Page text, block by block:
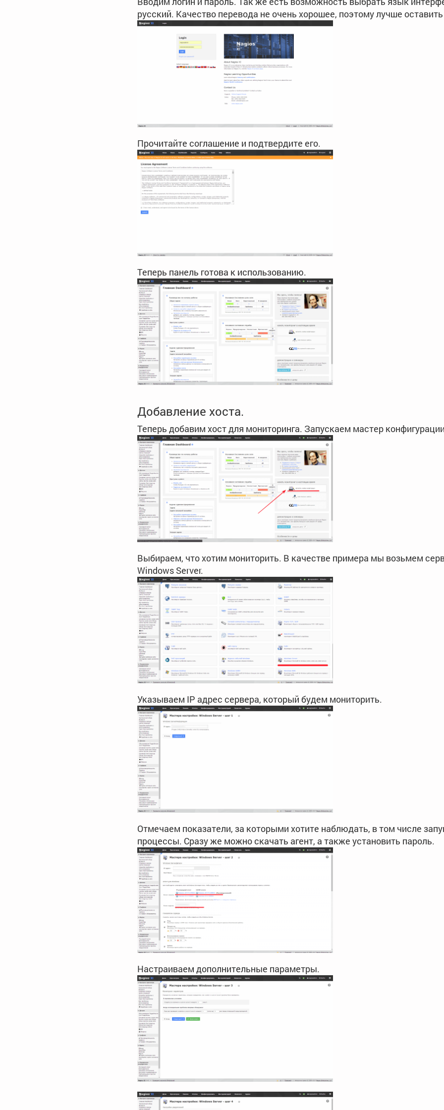
русский. Качество перевода не очень хорошее, поэтому лучше
Прочитайте соглашение и подтвердите его.
Теперь панель готова к использованию.
Добавление хоста.
Теперь добавим хост для мониторинга. Запускаем мастер
Выбираем, что хотим мониторить. В качестве примера мы возьмем
Windows Server.
Указываем IP адрес сервера, который будем мониторить.
Отмечаем показатели, за которыми хотите наблюдать, в том числе
процессы. Сразу же можно скачать агент, а также установить пароль.
Настраиваем дополнительные параметры.